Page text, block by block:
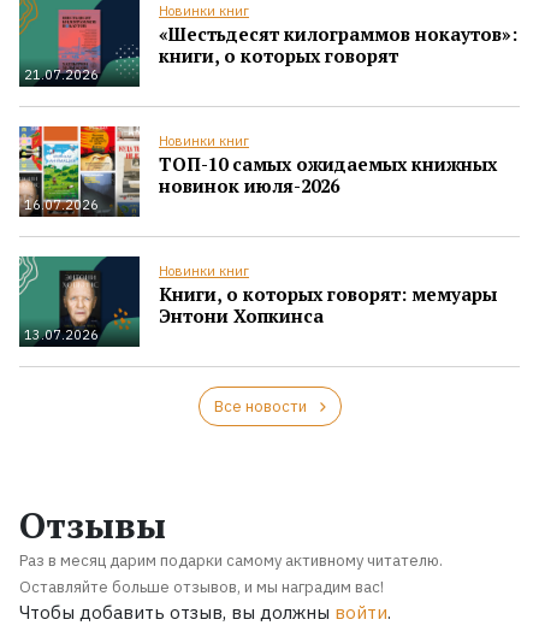
21.07.2026
Новинки книг
«Шестьдесят килограммов нокаутов»:
книги, о которых говорят
16.07.2026
Новинки книг
ТОП-10 самых ожидаемых книжных
новинок июля-2026
13.07.2026
Новинки книг
Книги, о которых говорят: мемуары
Энтони Хопкинса
Все новости
Отзывы
Раз в месяц дарим подарки самому активному читателю.
Оставляйте больше отзывов, и мы наградим вас!
Чтобы добавить отзыв, вы должны войти.